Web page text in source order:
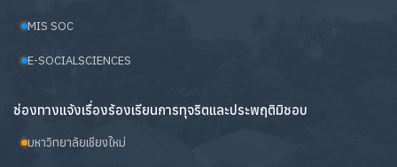
MIS SOC
E-SOCIALSCIENCES
ช่องทางแจ้งเรื่องร้องเรียนการทุจริตและประพฤติมิชอบ
มหาวิทยาลัยเชียงใหม่